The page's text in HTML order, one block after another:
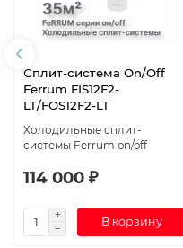
Сплит-система On/Off
Ferrum FIS12F2-
LT/FOS12F2-LT
Холодильные сплит-
системы Ferrum on/off
114 000 ₽
В корзину